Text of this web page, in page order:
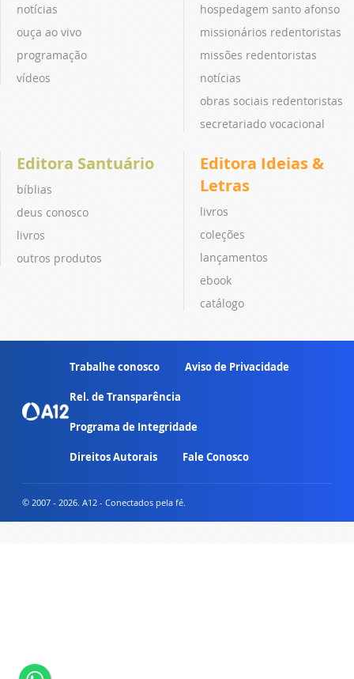
notícias
ouça ao vivo
programação
vídeos
hospedagem santo afonso
missionários redentoristas
missões redentoristas
notícias
obras sociais redentoristas
secretariado vocacional
Editora Santuário
bíblias
deus conosco
livros
outros produtos
Editora Ideias &
Letras
livros
coleções
lançamentos
ebook
catálogo
Trabalhe conosco Aviso de Privacidade
Rel. de Transparência
Programa de Integridade
Direitos Autorais Fale Conosco
© 2007 - 2026. A12 - Conectados pela fé.